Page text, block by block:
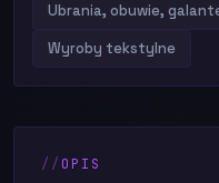
Ubrania, obuwie,
Wyroby tekstylne
OPIS